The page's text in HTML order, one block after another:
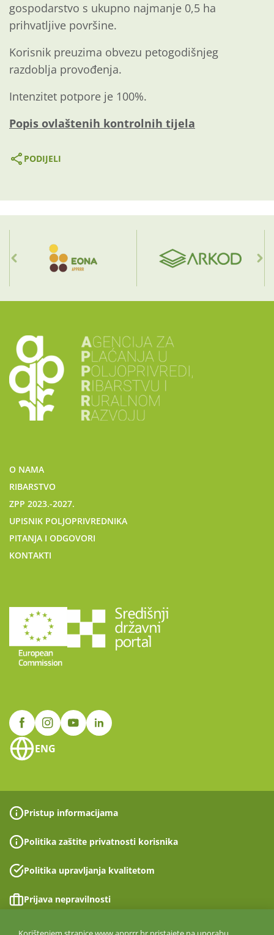
gospodarstvo s ukupno najmanje 0,5 ha
prihvatljive površine.
Korisnik preuzima obvezu petogodišnjeg
razdoblja provođenja.
Intenzitet potpore je 100%.
Popis ovlaštenih kontrolnih tijela
PODIJELI
O NAMA
RIBARSTVO
ZPP 2023.-2027.
UPISNIK POLJOPRIVREDNIKA
PITANJA I ODGOVORI
KONTAKTI
ENG
Pristup informacijama
Politika zaštite privatnosti korisnika
Politika upravljanja kvalitetom
Prijava nepravilnosti
Izjava o pristupačnosti